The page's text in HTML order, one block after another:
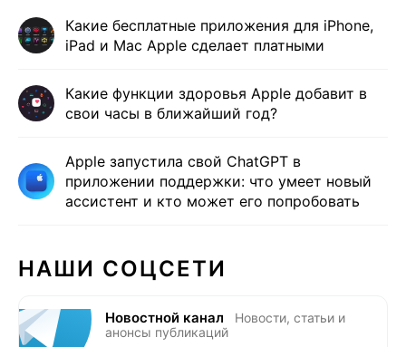
Какие бесплатные приложения для iPhone,
iPad и Mac Apple сделает платными
Какие функции здоровья Apple добавит в
свои часы в ближайший год?
Apple запустила свой ChatGPT в
приложении поддержки: что умеет новый
ассистент и кто может его попробовать
НАШИ СОЦСЕТИ
Новостной канал
Новости, статьи и
анонсы публикаций